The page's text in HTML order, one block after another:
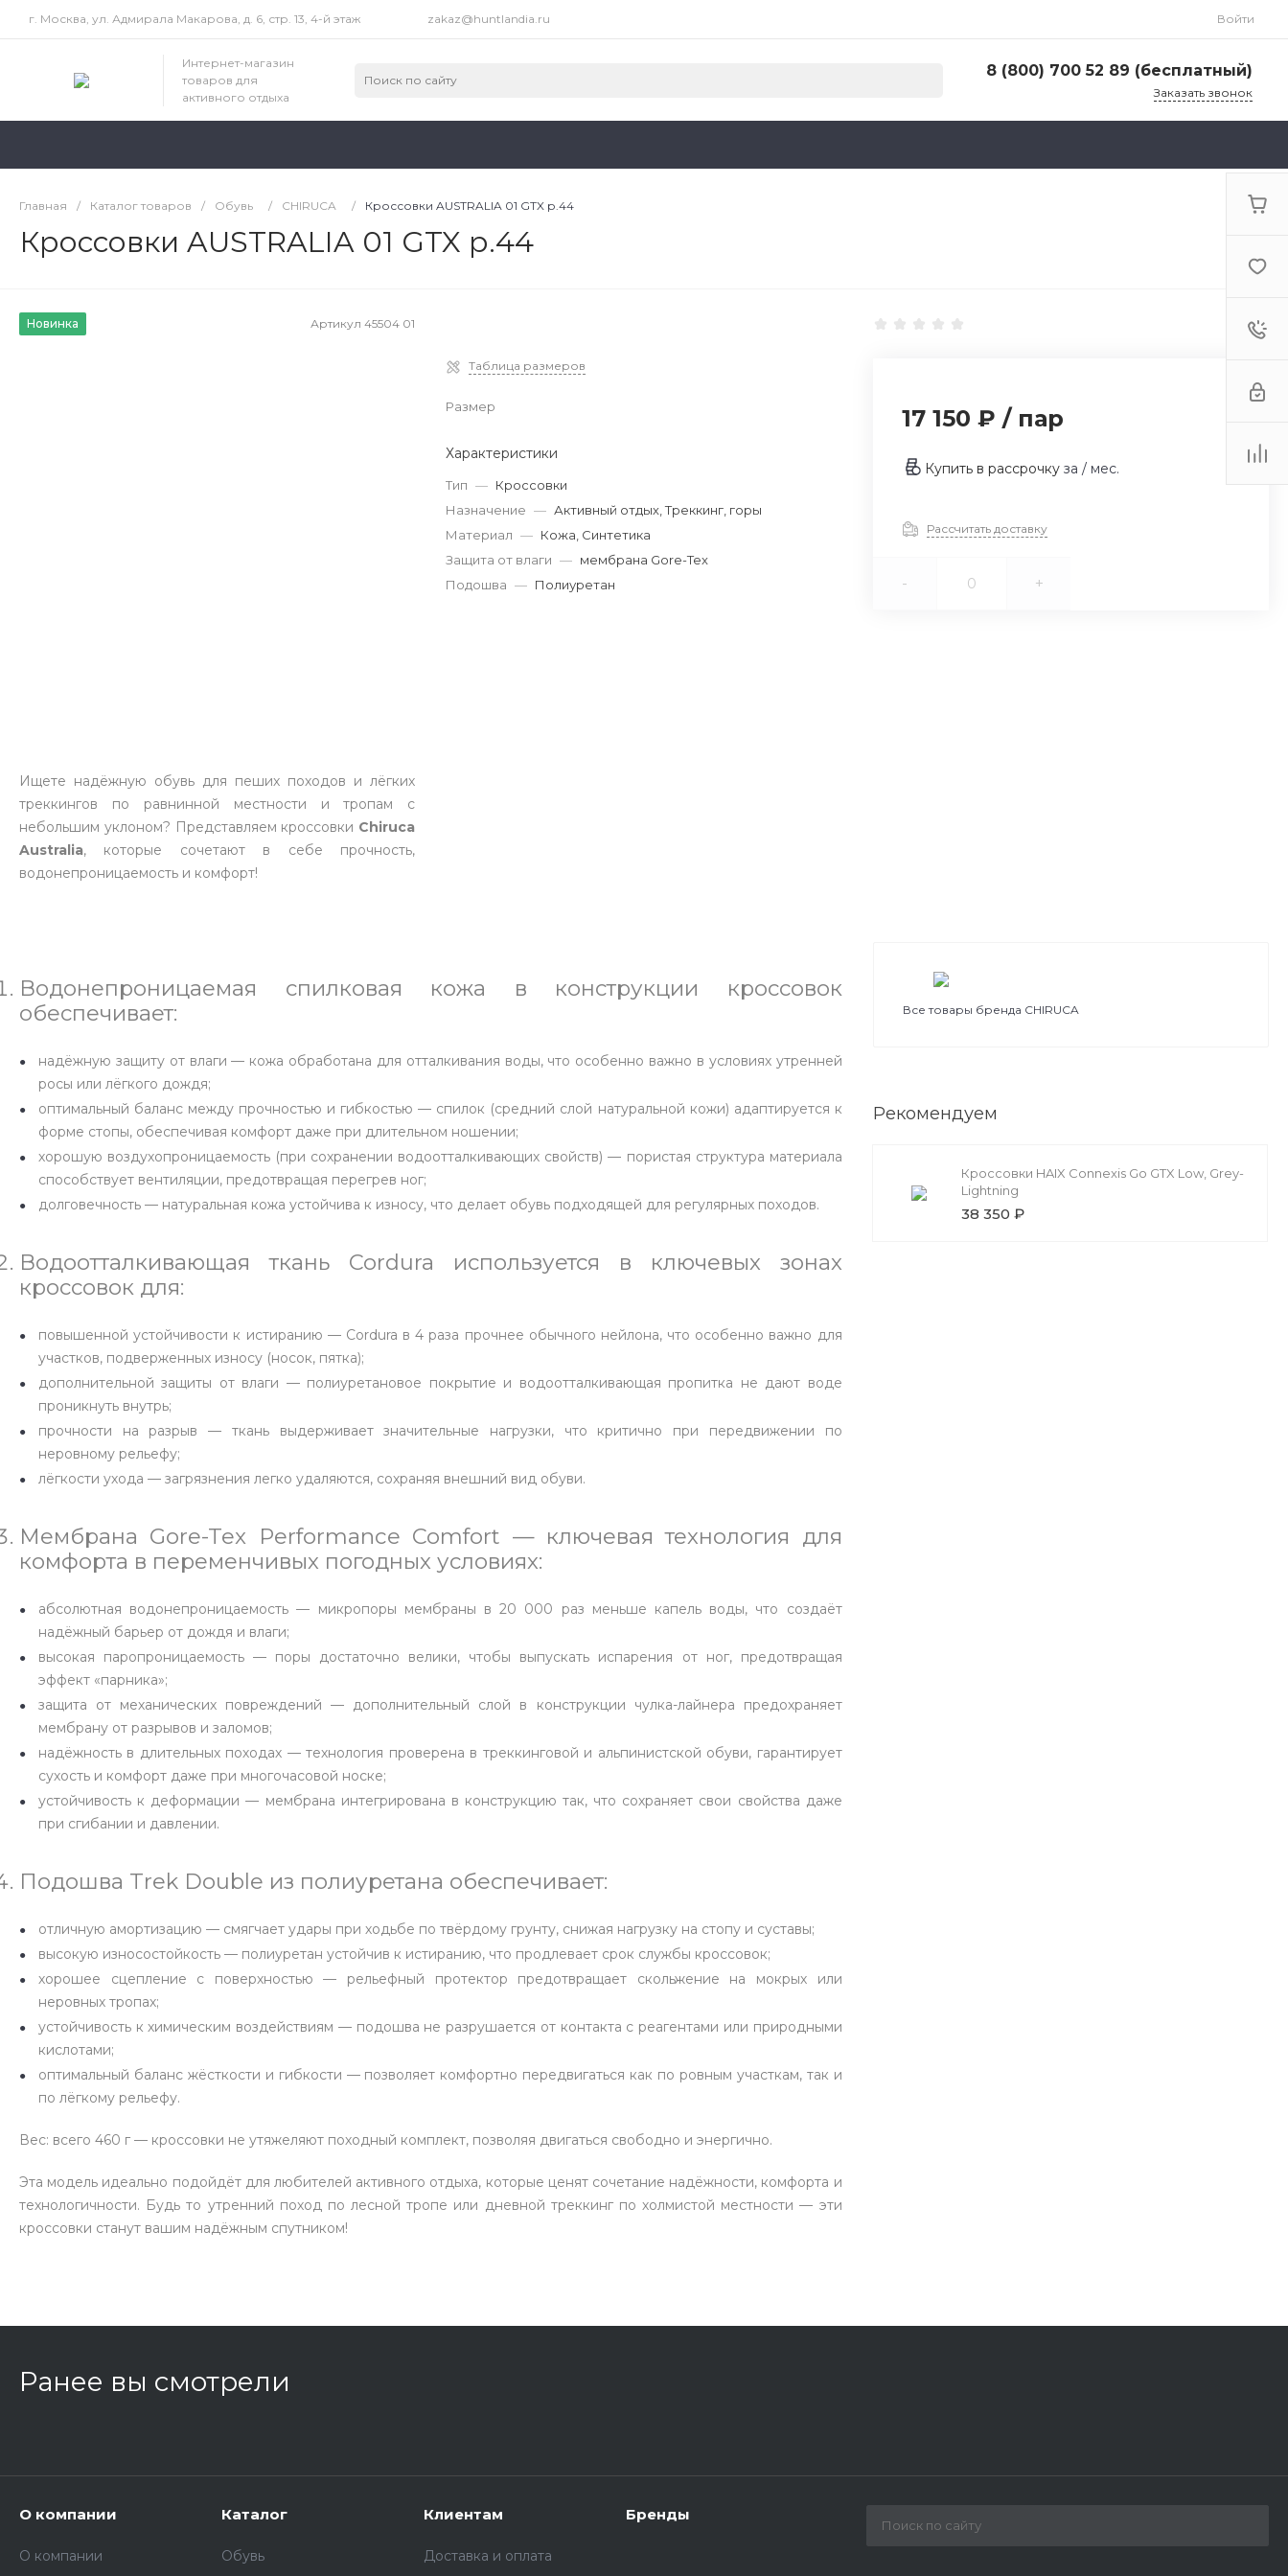
г. Москва, ул. Адмирала Макарова, д. 6, стр. 13, 4-й этаж zakaz@huntlandia.ru Войти
Интернет-магазин
товаров для
активного отдыха
8 (800) 700 52 89 (бесплатный)
13, 4-й этаж
Заказать звонок
Главная / Каталог товаров / Обувь / CHIRUCA / Кроссовки AUSTRALIA 01 GTX р.44
Кроссовки AUSTRALIA 01 GTX р.44
Новинка Артикул45504 01
Ищете надёжную обувь для пеших походов и лёгких
треккингов по равнинной местности и тропам с
небольшим уклоном? Представляем кроссовки Chiruca
Australia, которые сочетают в себе прочность,
водонепроницаемость и комфорт!
Таблица размеров
Размер
Характеристики
Тип — Кроссовки
Назначение — Активный отдых, Треккинг, горы
Материал — Кожа, Синтетика
Защита от влаги — мембрана Gore-Tex
Подошва — Полиуретан
17 150 ₽ / пар
Купить в рассрочку за / мес.
Рассчитать доставку
- +
Водонепроницаемая спилковая кожа в конструкции кроссовок
обеспечивает:
надёжную защиту от влаги — кожа обработана для отталкивания воды, что особенно важно в условиях утренней
росы или лёгкого дождя;
оптимальный баланс между прочностью и гибкостью — спилок (средний слой натуральной кожи) адаптируется к
форме стопы, обеспечивая комфорт даже при длительном ношении;
хорошую воздухопроницаемость (при сохранении водоотталкивающих свойств) — пористая структура материала
способствует вентиляции, предотвращая перегрев ног;
долговечность — натуральная кожа устойчива к износу, что делает обувь подходящей для регулярных походов.
Водоотталкивающая ткань Cordura используется в ключевых зонах
кроссовок для:
повышенной устойчивости к истиранию — Cordura в 4 раза прочнее обычного нейлона, что особенно важно для
участков, подверженных износу (носок, пятка);
дополнительной защиты от влаги — полиуретановое покрытие и водоотталкивающая пропитка не дают воде
проникнуть внутрь;
прочности на разрыв — ткань выдерживает значительные нагрузки, что критично при передвижении по
неровному рельефу;
лёгкости ухода — загрязнения легко удаляются, сохраняя внешний вид обуви.
Мембрана Gore-Tex Performance Comfort — ключевая технология для
комфорта в переменчивых погодных условиях:
абсолютная водонепроницаемость — микропоры мембраны в 20 000 раз меньше капель воды, что создаёт
надёжный барьер от дождя и влаги;
высокая паропроницаемость — поры достаточно велики, чтобы выпускать испарения от ног, предотвращая
эффект «парника»;
защита от механических повреждений — дополнительный слой в конструкции чулка-лайнера предохраняет
мембрану от разрывов и заломов;
надёжность в длительных походах — технология проверена в треккинговой и альпинистской обуви, гарантирует
сухость и комфорт даже при многочасовой носке;
устойчивость к деформации — мембрана интегрирована в конструкцию так, что сохраняет свои свойства даже
при сгибании и давлении.
Подошва Trek Double из полиуретана обеспечивает:
отличную амортизацию — смягчает удары при ходьбе по твёрдому грунту, снижая нагрузку на стопу и суставы;
высокую износостойкость — полиуретан устойчив к истиранию, что продлевает срок службы кроссовок;
хорошее сцепление с поверхностью — рельефный протектор предотвращает скольжение на мокрых или
неровных тропах;
устойчивость к химическим воздействиям — подошва не разрушается от контакта с реагентами или природными
кислотами;
оптимальный баланс жёсткости и гибкости — позволяет комфортно передвигаться как по ровным участкам, так и
по лёгкому рельефу.
Вес: всего 460 г — кроссовки не утяжеляют походный комплект, позволяя двигаться свободно и энергично.
Эта модель идеально подойдёт для любителей активного отдыха, которые ценят сочетание надёжности, комфорта и
технологичности. Будь то утренний поход по лесной тропе или дневной треккинг по холмистой местности — эти
кроссовки станут вашим надёжным спутником!
Все товары бренда CHIRUCA
Рекомендуем
Кроссовки HAIX Connexis Go GTX Low, Grey-
Lightning
38 350 ₽
Ранее вы смотрели
О компании
О компании
Каталог
Обувь
Клиентам
Доставка и оплата
Бренды